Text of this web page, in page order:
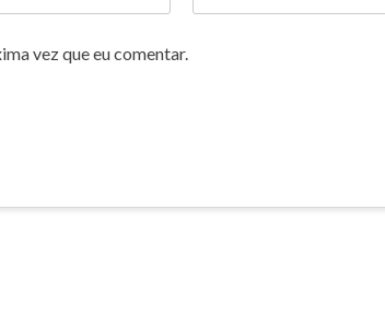
vez que eu comentar.